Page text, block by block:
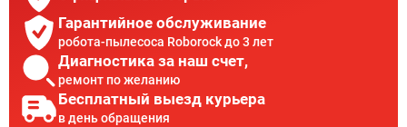
Гарантийное обслуживание
робота-пылесоса Roborock до 3 лет
Диагностика за наш счет,
ремонт по желанию
Бесплатный выезд курьера
в день обращения